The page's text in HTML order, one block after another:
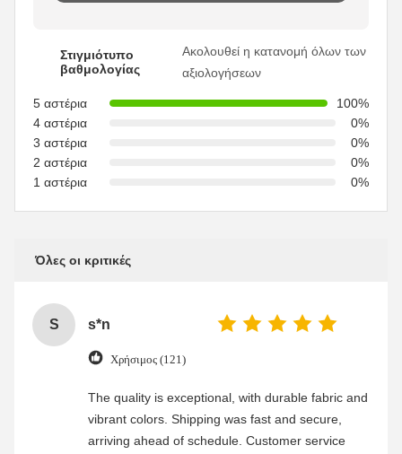
Στιγμιότυπο
βαθμολογίας
Ακολουθεί η κατανομή όλων των
αξιολογήσεων
5 αστέρια
100%
4 αστέρια
0%
3 αστέρια
0%
2 αστέρια
0%
1 αστέρια
0%
Όλες οι κριτικές
S s*n
Χρήσιμος (121)
The quality is exceptional, with durable fabric and
vibrant colors. Shipping was fast and secure,
arriving ahead of schedule. Customer service